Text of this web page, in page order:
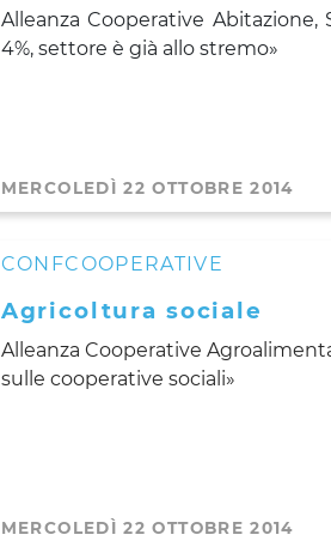
Alleanza Cooperative Abitazione,
4%, settore è già allo stremo»
MERCOLEDÌ 22 OTTOBRE 2014
CONFCOOPERATIVE
Agricoltura sociale
Alleanza Cooperative
sulle cooperative sociali»
MERCOLEDÌ 22 OTTOBRE 2014